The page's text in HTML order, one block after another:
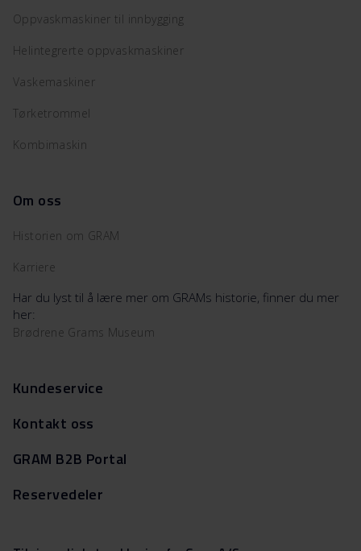
Oppvaskmaskiner til innbygging
Helintegrerte oppvaskmaskiner
Vaskemaskiner
Tørketrommel
Kombimaskin
Om oss
Historien om GRAM
Karriere
Har du lyst til å lære mer om GRAMs historie, finner du mer
her:
Brødrene Grams Museum
Kundeservice
Kontakt oss
GRAM B2B Portal
Reservedeler